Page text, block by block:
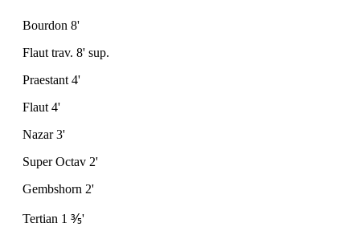
Bourdon 8'
Flaut trav. 8' sup.
Praestant 4'
Flaut 4'
Nazar 3'
Super Octav 2'
Gembshorn 2'
Tertian 1 ⅗'